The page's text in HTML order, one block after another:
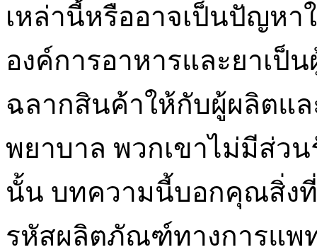
เหล่านี้หรืออาจเป็นปัญห
องค์การอาหารและยาเป็
ฉลากสินค้าให้กับผู้ผลิตแ
พยาบาล พวกเขาไม่มีส่ว
นั้น บทความนี้บอกคุณสิ่งที่
รหัสผลิตภัณฑ์ทางการแพ